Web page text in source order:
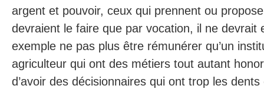
argent et pouvoir, ceux qui prennent ou
devraient le faire que par vocation, il ne devrait
exemple ne pas plus être rémunérer qu’un
agriculteur qui ont des métiers tout autant
d’avoir des décisionnaires qui ont trop les